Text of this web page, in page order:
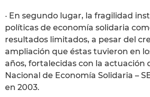
· En segundo lugar, la fragilidad
políticas de economía solidaria
resultados limitados, a pesar del
ampliación que éstas tuvieron en
años, fortalecidas con la actuación
Nacional de Economía Solidaria –
en 2003.